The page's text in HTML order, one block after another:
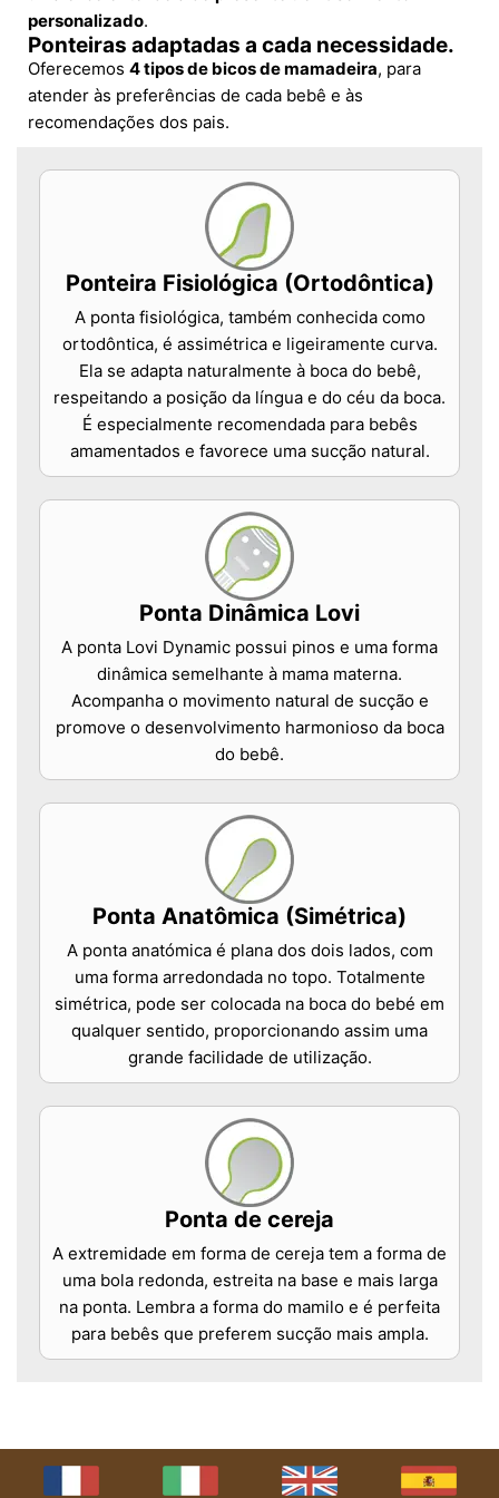
personalizado.
Ponteiras adaptadas a cada necessidade.
Oferecemos 4 tipos de bicos de mamadeira, para
atender às preferências de cada bebê e às
recomendações dos pais.
Ponteira Fisiológica (Ortodôntica)
A ponta fisiológica, também conhecida como
ortodôntica, é assimétrica e ligeiramente curva.
Ela se adapta naturalmente à boca do bebê,
respeitando a posição da língua e do céu da boca.
É especialmente recomendada para bebês
amamentados e favorece uma sucção natural.
Ponta Dinâmica Lovi
A ponta Lovi Dynamic possui pinos e uma forma
dinâmica semelhante à mama materna.
Acompanha o movimento natural de sucção e
promove o desenvolvimento harmonioso da boca
do bebê.
Ponta Anatômica (Simétrica)
A ponta anatómica é plana dos dois lados, com
uma forma arredondada no topo. Totalmente
simétrica, pode ser colocada na boca do bebé em
qualquer sentido, proporcionando assim uma
grande facilidade de utilização.
Ponta de cereja
A extremidade em forma de cereja tem a forma de
uma bola redonda, estreita na base e mais larga
na ponta. Lembra a forma do mamilo e é perfeita
para bebês que preferem sucção mais ampla.